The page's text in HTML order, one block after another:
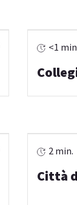
<1
2 min.
Città